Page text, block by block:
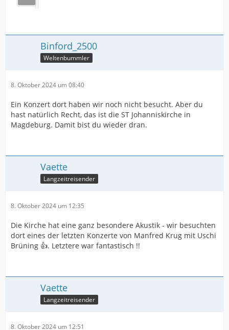
Binford_2500
Weltenbummler
8. Oktober 2024 um 08:40
Ein Konzert dort haben wir noch nicht besucht. Aber du
hast natürlich Recht, das ist die ST Johanniskirche in
Magdeburg. Damit bist du wieder dran.
Vaette
Langzeitreisender
8. Oktober 2024 um 12:35
Die Kirche hat eine ganz besondere Akustik - wir besuchten
dort eines der letzten Konzerte von Manfred Krug mit Uschi
Brüning 👍. Letztere war fantastisch !!
Vaette
Langzeitreisender
8. Oktober 2024 um 12:51